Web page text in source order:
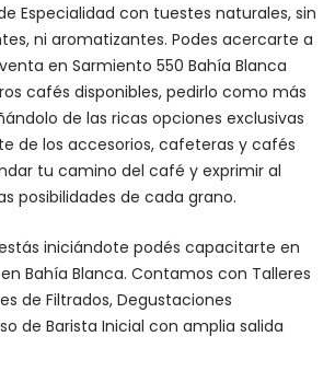
Especialidad con tuestes naturales, sin
ni aromatizantes. Podes acercarte a
en Sarmiento 550 Bahía Blanca
cafés disponibles, pedirlo como más
de las ricas opciones exclusivas
de los accesorios, cafeteras y cafés
tu camino del café y exprimir al
posibilidades de cada grano.
iniciándote podés capacitarte en
Bahía Blanca. Contamos con Talleres
de Filtrados, Degustaciones
de Barista Inicial con amplia salida